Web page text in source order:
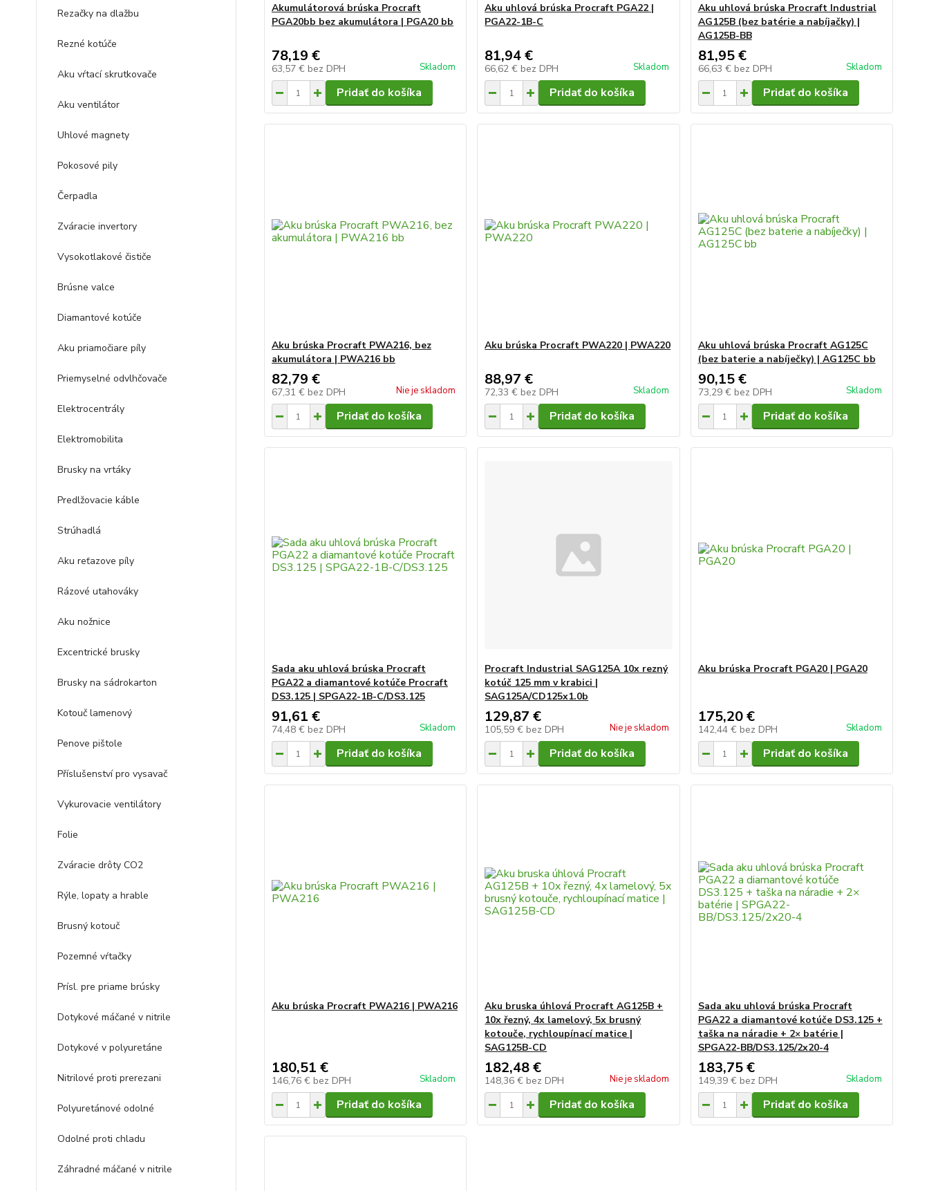
Rezačky na dlažbu
Rezné kotúče
Aku vŕtací skrutkovače
Aku ventilátor
Uhlové magnety
Pokosové pily
Čerpadla
Zváracie invertory
Vysokotlakové čističe
Brúsne valce
Diamantové kotúče
Aku priamočiare píly
Priemyselné odvlhčovače
Elektrocentrály
Elektromobilita
Brusky na vrtáky
Predlžovacie káble
Strúhadlá
Aku reťazove píly
Rázové utahováky
Aku nožnice
Excentrické brusky
Brusky na sádrokarton
Kotouč lamenový
Penove pištole
Příslušenství pro vysavač
Vykurovacie ventilátory
Folie
Zváracie drôty CO2
Rýle, lopaty a hrable
Brusný kotouč
Pozemné vŕtačky
Prísl. pre priame brúsky
Dotykové máčané v nitrile
Dotykové v polyuretáne
Nitrilové proti prerezani
Polyuretánové odolné
Odolné proti chladu
Záhradné máčané v nitrile
Akumulátorová brúska Procraft
PGA20bb bez akumulátora | PGA20 bb
78,19 €
63,57 € bez DPH Skladom
Pridať do košíka
Aku uhlová brúska Procraft PGA22 |
PGA22-1B-C
81,94 €
66,62 € bez DPH Skladom
Pridať do košíka
Aku uhlová brúska Procraft Industrial
AG125B (bez batérie a nabíjačky) |
AG125B-BB
81,95 €
66,63 € bez DPH Skladom
Pridať do košíka
Aku brúska Procraft PWA216, bez
akumulátora | PWA216 bb
82,79 €
67,31 € bez DPH Nie je skladom
Pridať do košíka
Aku brúska Procraft PWA220 | PWA220
88,97 €
72,33 € bez DPH Skladom
Pridať do košíka
Aku uhlová brúska Procraft AG125C
(bez baterie a nabíječky) | AG125C bb
90,15 €
73,29 € bez DPH Skladom
Pridať do košíka
Sada aku uhlová brúska Procraft
PGA22 a diamantové kotúče Procraft
DS3.125 | SPGA22-1B-C/DS3.125
91,61 €
74,48 € bez DPH Skladom
Pridať do košíka
Procraft Industrial SAG125A 10x rezný
kotúč 125 mm v krabici |
SAG125A/CD125x1.0b
129,87 €
105,59 € bez DPH Nie je skladom
Pridať do košíka
Aku brúska Procraft PGA20 | PGA20
175,20 €
142,44 € bez DPH Skladom
Pridať do košíka
Aku brúska Procraft PWA216 | PWA216
180,51 €
146,76 € bez DPH Skladom
Pridať do košíka
Aku bruska úhlová Procraft AG125B +
10x řezný, 4x lamelový, 5x brusný
kotouče, rychloupínací matice |
SAG125B-CD
182,48 €
148,36 € bez DPH Nie je skladom
Pridať do košíka
Sada aku uhlová brúska Procraft
PGA22 a diamantové kotúče DS3.125 +
taška na náradie + 2× batérie |
SPGA22-BB/DS3.125/2x20-4
183,75 €
149,39 € bez DPH Skladom
Pridať do košíka